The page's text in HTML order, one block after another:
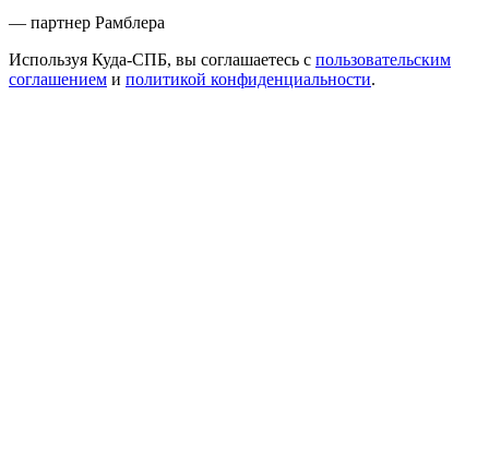
— партнер Рамблера
Используя Куда-СПБ, вы соглашаетесь с пользовательским
соглашением и политикой конфиденциальности.